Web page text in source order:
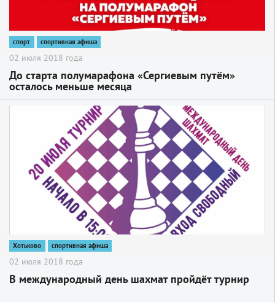
спорт спортивная афиша
02 июля 2018 года
До старта полумарафона «Сергиевым путём»
осталось меньше месяца
Хотьково спортивная афиша
02 июля 2018 года
В международный день шахмат пройдёт турнир